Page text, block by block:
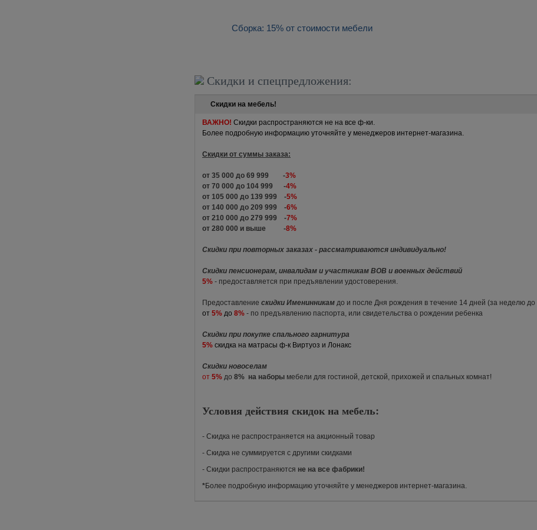
Сборка: 15% от стоимости мебели
Скидки и спецпредложения:
Скидки на мебель!
ВАЖНО! Скидки распространяются не на все ф-ки.
Более подробную информацию уточняйте у менеджеров интернет-магазина.
Скидки от суммы заказа:
от 35 000 до 69 999 -3%
от 70 000 до 104 999 -4%
от 105 000 до 139 999 -5%
от 140 000 до 209 999 -6%
от 210 000 до 279 999 -7%
от 280 000 и выше -8%
Скидки при повторных заказах - рассматриваются индивидуально!
Скидки пенсионерам, инвалидам и участникам ВОВ и военных действий
5% - предоставляется при предъявлении удостоверения.
Предоставление скидки Именинникам до и после Дня рождения в течение 14 дней (за неделю
от 5% до 8% - по предъявлению паспорта, или свидетельства о рождении ребенка
Скидки при покупке спального гарнитура
5% скидка на матрасы ф-к Виртуоз и Лонакс
Скидки новоселам
от 5% до 8% на наборы мебели для гостиной, детской, прихожей и спальных комнат!
Условия действия скидок на мебель:
- Скидка не распространяется на акционный товар
- Скидка не суммируется с другими скидками
- Скидки распространяются не на все фабрики!
*Более подробную информацию уточняйте у менеджеров интернет-магазина.